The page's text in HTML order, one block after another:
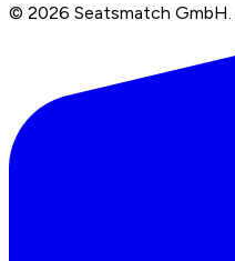
© 2026 Seatsmatch GmbH.